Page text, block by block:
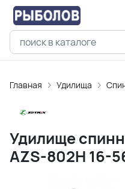
Главная Удилищa
Удилище
AZS-802H 16-